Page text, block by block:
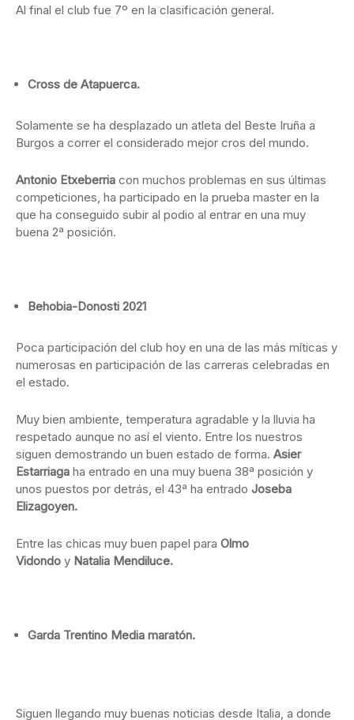
Al final el club fue 7º en la clasificación general.
Cross de Atapuerca.
Solamente se ha desplazado un atleta del Beste Iruña a
Burgos a correr el considerado mejor cros del mundo.
Antonio Etxeberria con muchos problemas en sus últimas
competiciones, ha participado en la prueba master en la
que ha conseguido subir al podio al entrar en una muy
buena 2ª posición.
Behobia-Donosti 2021
Poca participación del club hoy en una de las más míticas y
numerosas en participación de las carreras celebradas en
el estado.
Muy bien ambiente, temperatura agradable y la lluvia ha
respetado aunque no así el viento. Entre los nuestros
siguen demostrando un buen estado de forma. Asier
Estarriaga ha entrado en una muy buena 38ª posición y
unos puestos por detrás, el 43ª ha entrado Joseba
Elizagoyen.
Entre las chicas muy buen papel para Olmo
Vidondo y Natalia Mendiluce.
Garda Trentino Media maratón.
Siguen llegando muy buenas noticias desde Italia, a donde